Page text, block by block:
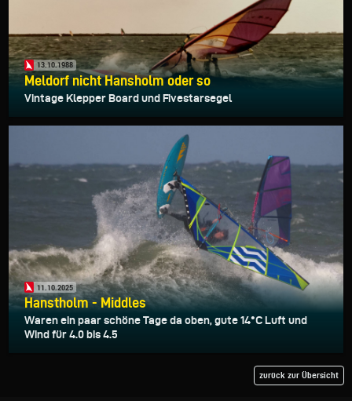
13.10.1988
Meldorf nicht Hansholm oder so
Vintage Klepper Board und Fivestarsegel
11.10.2025
Hanstholm - Middles
Waren ein paar schöne Tage da oben, gute 14°C Luft und
Wind für 4.0 bis 4.5
zurück zur Übersicht